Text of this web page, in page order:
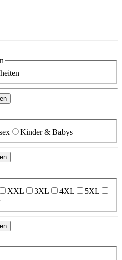
Kinder & Babys
XXL 3XL 4XL
5XL